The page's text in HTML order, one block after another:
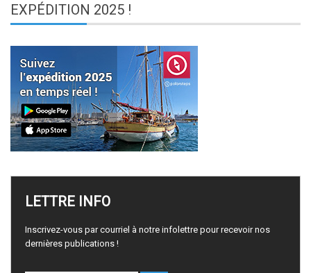
EXPÉDITION 2025 !
LETTRE INFO
Inscrivez-vous par courriel à notre infolettre pour recevoir nos
dernières publications !